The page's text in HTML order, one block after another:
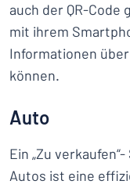
auch der QR-Code
mit ihrem
Informationen
können.
Auto
Ein „Zu
Autos ist eine